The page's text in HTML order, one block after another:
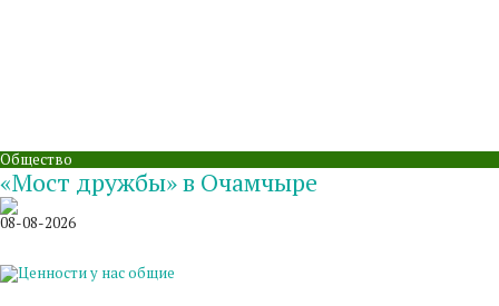
Общество
«Мост дружбы» в Очамчыре
08-08-2026